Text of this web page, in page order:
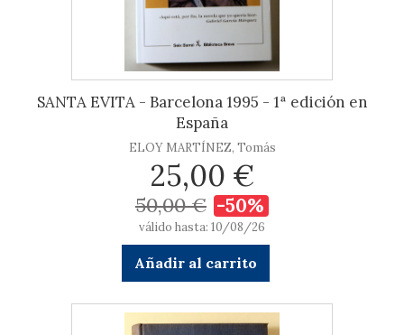
SANTA EVITA - Barcelona 1995 - 1ª edición en
España
ELOY MARTÍNEZ, Tomás
25,00 €
50,00 € -50%
válido hasta: 10/08/26
Añadir al carrito